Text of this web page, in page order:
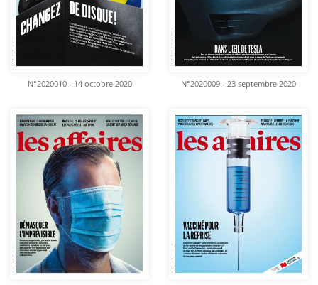
N°2020010 - 14 octobre 2020 N°2020009 - 23 septembre 2020